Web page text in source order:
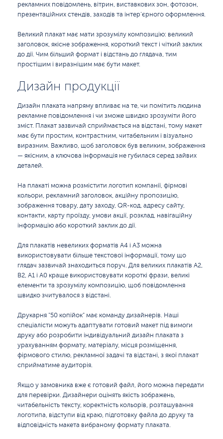
рекламних повідомлень, вітрин, виставкових зон, фотозон,
презентаційних стендів, заходів та інтер’єрного оформлення.
Великий плакат має мати зрозумілу композицію: великий
заголовок, якісне зображення, короткий текст і чіткий заклик
до дії. Чим більший формат і відстань до глядача, тим
простішим і виразнішим має бути макет.
Дизайн продукції
Дизайн плаката напряму впливає на те, чи помітить людина
рекламне повідомлення і чи зможе швидко зрозуміти його
зміст. Плакат зазвичай сприймається на відстані, тому макет
має бути простим, контрастним, читабельним і візуально
виразним. Важливо, щоб заголовок був великим, зображення
— якісним, а ключова інформація не губилася серед зайвих
деталей.
На плакаті можна розмістити логотип компанії, фірмові
кольори, рекламний заголовок, акційну пропозицію,
зображення товару, дату заходу, QR-код, адресу сайту,
контакти, карту проїзду, умови акції, розклад, навігаційну
інформацію або короткий заклик до дії.
Для плакатів невеликих форматів А4 і А3 можна
використовувати більше текстової інформації, тому що
глядач зазвичай знаходиться поруч. Для великих плакатів А2,
B2, А1 і А0 краще використовувати короткі фрази, великі
елементи та зрозумілу композицію, щоб повідомлення
швидко зчитувалося з відстані.
Друкарня "50 копійок" має команду дизайнерів. Наші
спеціалісти можуть адаптувати готовий макет під вимоги
друку або розробити індивідуальний дизайн плаката з
урахуванням формату, матеріалу, місця розміщення,
фірмового стилю, рекламної задачі та відстані, з якої плакат
сприйматиме аудиторія.
Якщо у замовника вже є готовий файл, його можна передати
для перевірки. Дизайнери оцінять якість зображень,
читабельність тексту, коректність кольорів, розташування
логотипа, відступи від краю, підготовку файла до друку та
відповідність макета вибраному формату плаката.